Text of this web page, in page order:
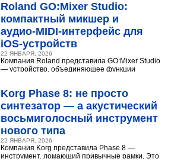
Roland GO:Mixer Studio:
компактный микшер и
аудио‑MIDI‑интерфейс для
iOS‑устройств
22 ЯНВАРЯ, 2026
Компания Roland представила GO:Mixer Studio
— устройство, объединяющее функции
Korg Phase 8: не просто
синтезатор — а акустический
восьмиголосный инструмент
нового типа
22 ЯНВАРЯ, 2026
Компания Korg представила Phase 8 —
инструмент, ломающий привычные рамки. Это